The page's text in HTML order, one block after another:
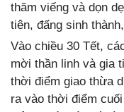
thăm viếng và dọn
tiên, đấng sinh
Vào chiều 30 Tết,
mời thần linh và gia
thời điểm giao thừa
ra vào thời điểm